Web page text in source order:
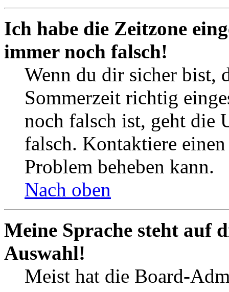
Ich habe die Zeitzone
immer noch falsch!
Wenn du dir sicher bist,
Sommerzeit richtig
noch falsch ist, geht die
falsch. Kontaktiere
Problem beheben kann.
Nach oben
Meine Sprache steht auf
Auswahl!
Meist hat die Board-